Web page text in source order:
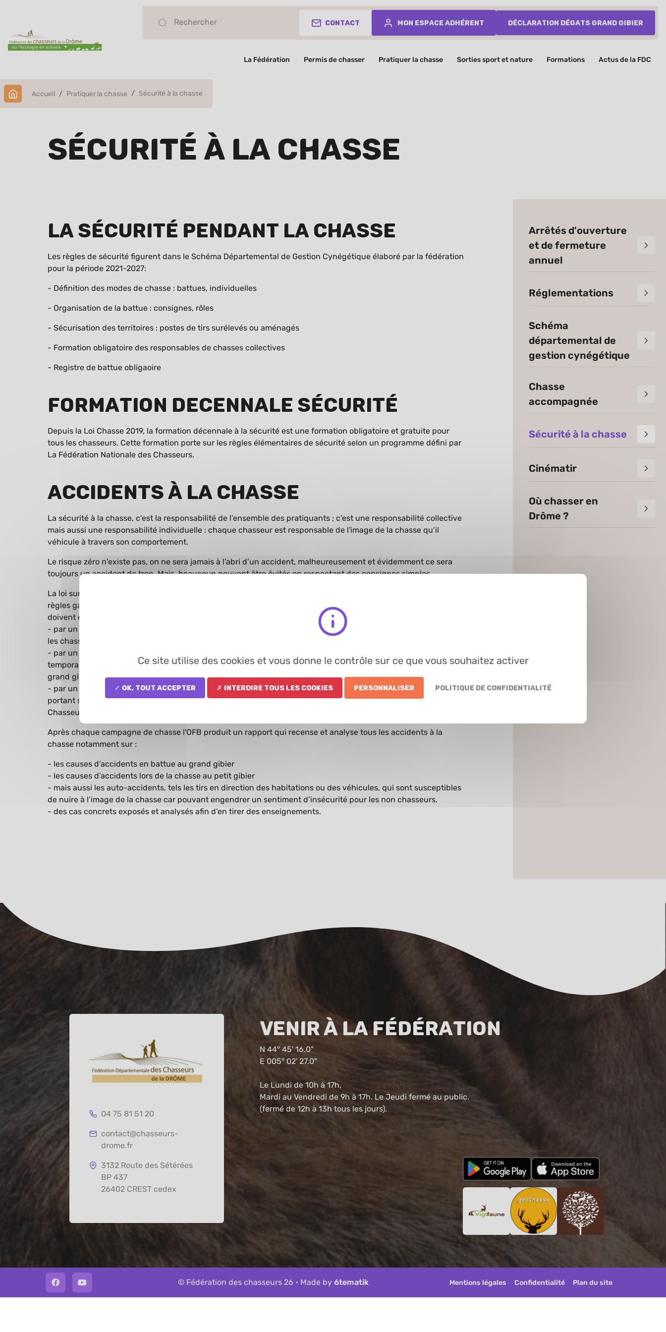
Contact Mon espace adhérent Déclaration dégats grand gibier
La Fédération Permis de chasser Pratiquer la chasse Sorties sport et nature Formations Actus de la FDC
Accueil Pratiquer la chasse Sécurité à la chasse
Sécurité à la chasse
La sécurité pendant la chasse
Les règles de sécurité figurent dans le Schéma Départemental de Gestion Cynégétique élaboré par la fédération
pour la période 2021-2027:
- Définition des modes de chasse : battues, individuelles
- Organisation de la battue : consignes, rôles
- Sécurisation des territoires : postes de tirs surélevés ou aménagés
- Formation obligatoire des responsables de chasses collectives
- Registre de battue obligaoire
Formation decennale sécurité
Depuis la Loi Chasse 2019, la formation décennale à la sécurité est une formation obligatoire et gratuite pour
tous les chasseurs. Cette formation porte sur les règles élémentaires de sécurité selon un programme défini par
La Fédération Nationale des Chasseurs.
Accidents à la chasse
La sécurité à la chasse, c'est la responsabilité de l’ensemble des pratiquants ; c'est une responsabilité collective
mais aussi une responsabilité individuelle : chaque chasseur est responsable de l'image de la chasse qu’il
véhicule à travers son comportement.
Le risque zéro n'existe pas, on ne sera jamais à l’abri d’un accident, malheureusement et évidemment ce sera
toujours un accident de trop. Mais, beaucoup peuvent être évités en respectant des consignes simples.
La loi sur la réforme de la chasse est également venue compléter l’article L. 424-15 CE, qui énonce que : « des
règles garantissant la sécurité des chasseurs et des tiers dans le déroulement de toute action de chasse
doivent être observées, particulièrement lorsqu'il est recouru au tir à balles. » :
- par un alinéa 1°, qui mentionne au titre de ces règles l’obligation du port obligatoire du gilet fluorescent pour
les chasseurs en action collective de chasse à tir au grand gibier.
- par un alinéa 2°, qui mentionne au titre de ces règles, l’obligation de pose de panneaux de signalisation
temporaire sur ou à proximité immédiate des voies publiques lors des actions collectives de chasse à tir au
grand gibier.
- par un alinéa 3°, qui mentionne que chaque chasseur doit suivre une remise à niveau décennale obligatoire
portant sur les règles élémentaires de sécurité selon un programme défini par la Fédération Nationale des
Chasseurs.
Après chaque campagne de chasse l'OFB produit un rapport qui recense et analyse tous les accidents à la
chasse notamment sur :
- les causes d’accidents en battue au grand gibier
- les causes d’accidents lors de la chasse au petit gibier
- mais aussi les auto-accidents, tels les tirs en direction des habitations ou des véhicules, qui sont susceptibles
de nuire à l’image de la chasse car pouvant engendrer un sentiment d’insécurité pour les non chasseurs.
- des cas concrets exposés et analysés afin d’en tirer des enseignements.
Arrêtés d'ouverture
et de fermeture
annuel
Réglementations
Schéma
départemental de
gestion cynégétique
Chasse
accompagnée
Sécurité à la chasse
Cinématir
Où chasser en
Drôme ?
04 75 81 51 20
contact@chasseurs-
drome.fr
3132 Route des Sétérées
BP 437
26402 CREST cedex
Venir à la fédération
N 44° 45' 16.0"
E 005° 02' 27.0"
Le Lundi de 10h à 17h,
Mardi au Vendredi de 9h à 17h. Le Jeudi fermé au public.
(fermé de 12h à 13h tous les jours).
© Fédération des chasseurs 26 • Made by 6tematik Mentions légales Confidentialité Plan du site
Ce site utilise des cookies et vous donne le contrôle sur ce que vous souhaitez activer
✓ OK, tout accepter ✗ Interdire tous les cookies Personnaliser Politique de confidentialité